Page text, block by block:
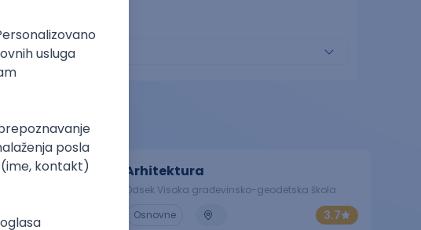
Arhitektura
Odsek Visoka građevinsko-geodetska škola
Osnovne
3.7